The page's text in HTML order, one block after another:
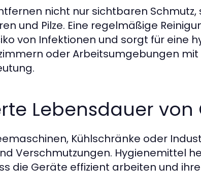
nicht nur sichtbaren
und Pilze. Eine regelmäßige
von Infektionen und sorgt für eine
oder Arbeitsumgebungen
Lebensdauer von
Kühlschränke oder
Verschmutzungen. Hygienemittel
die Geräte effizient arbeiten und